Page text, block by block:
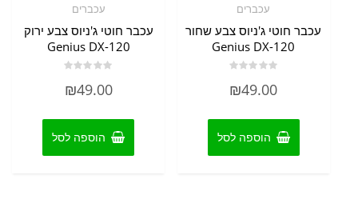
עכברים
עכבר חוטי ג'ניוס צבע שחור
Genius DX-120
0
₪49.00
הוספה לסל
עכברים
עכבר חוטי ג'ניוס צבע ירוק
Genius DX-120
0
₪49.00
הוספה לסל